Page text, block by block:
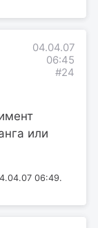
04.04.07
06:45
#24
или
06:49.